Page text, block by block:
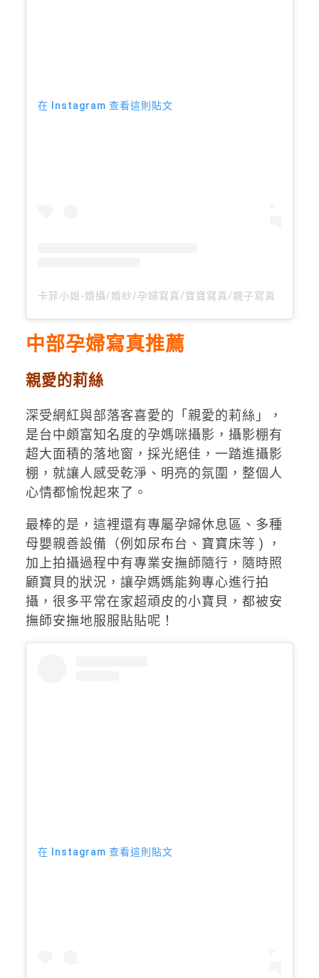
在 Instagram 查看這則貼文
卡菲小姐-婚攝/婚紗/孕婦寫真/寶寶寫真/親子寫真（
中部孕婦寫真推薦
親愛的莉絲
深受網紅與部落客喜愛的「親愛的莉絲」，
是台中頗富知名度的孕媽咪攝影，攝影棚有
超大面積的落地窗，採光絕佳，一踏進攝影
棚，就讓人感受乾淨、明亮的氛圍，整個人
心情都愉悅起來了。
最棒的是，這裡還有專屬孕婦休息區、多種
母嬰親善設備（例如尿布台、寶寶床等 ) ，
加上拍攝過程中有專業安撫師隨行，隨時照
顧寶貝的狀況，讓孕媽媽能夠專心進行拍
攝，很多平常在家超頑皮的小寶貝，都被安
撫師安撫地服服貼貼呢！
在 Instagram 查看這則貼文